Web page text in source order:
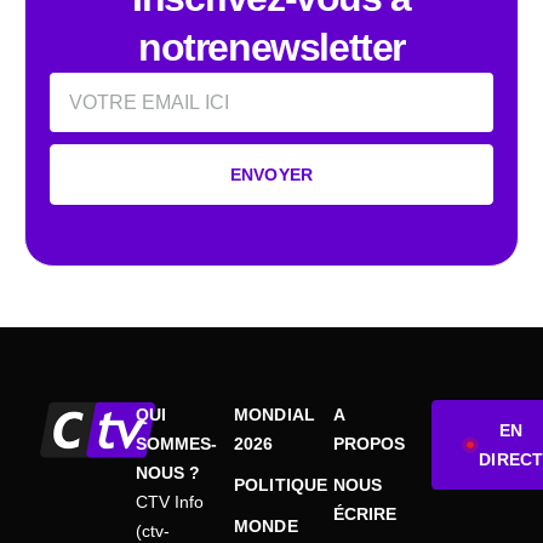
notrenewsletter
Email
ENVOYER
QUI
SOMMES-
NOUS ?
CTV Info
(ctv-
MONDIAL
2026
POLITIQUE
MONDE
A
PROPOS
NOUS
ÉCRIRE
EN
DIRECT